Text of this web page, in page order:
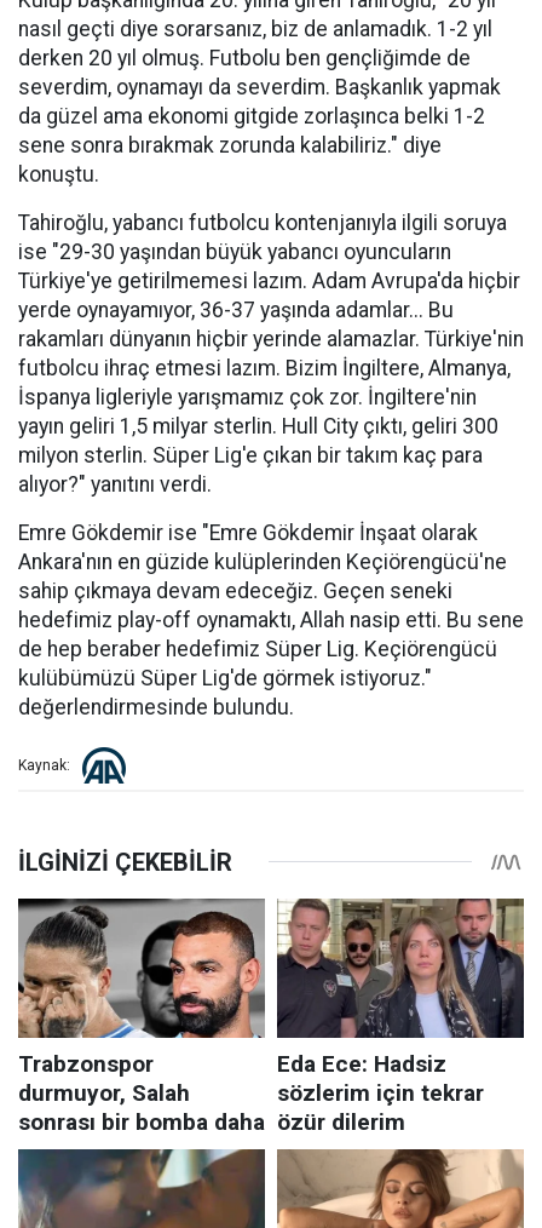
nasıl geçti diye sorarsanız, biz de anlamadık. 1-2 yıl
derken 20 yıl olmuş. Futbolu ben gençliğimde de
severdim, oynamayı da severdim. Başkanlık yapmak
da güzel ama ekonomi gitgide zorlaşınca belki 1-2
sene sonra bırakmak zorunda kalabiliriz." diye
konuştu.
Tahiroğlu, yabancı futbolcu kontenjanıyla ilgili soruya
ise "29-30 yaşından büyük yabancı oyuncuların
Türkiye'ye getirilmemesi lazım. Adam Avrupa'da hiçbir
yerde oynayamıyor, 36-37 yaşında adamlar... Bu
rakamları dünyanın hiçbir yerinde alamazlar. Türkiye'nin
futbolcu ihraç etmesi lazım. Bizim İngiltere, Almanya,
İspanya ligleriyle yarışmamız çok zor. İngiltere'nin
yayın geliri 1,5 milyar sterlin. Hull City çıktı, geliri 300
milyon sterlin. Süper Lig'e çıkan bir takım kaç para
alıyor?" yanıtını verdi.
Emre Gökdemir ise "Emre Gökdemir İnşaat olarak
Ankara'nın en güzide kulüplerinden Keçiörengücü'ne
sahip çıkmaya devam edeceğiz. Geçen seneki
hedefimiz play-off oynamaktı, Allah nasip etti. Bu sene
de hep beraber hedefimiz Süper Lig. Keçiörengücü
kulübümüzü Süper Lig'de görmek istiyoruz."
değerlendirmesinde bulundu.
Kaynak: